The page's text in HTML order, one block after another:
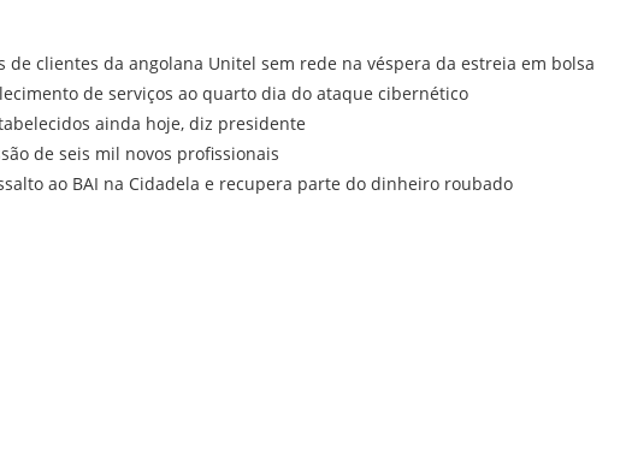
clientes da angolana Unitel sem rede na véspera da estreia em bolsa
de serviços ao quarto dia do ataque cibernético
ainda hoje, diz presidente
de seis mil novos profissionais
ao BAI na Cidadela e recupera parte do dinheiro roubado